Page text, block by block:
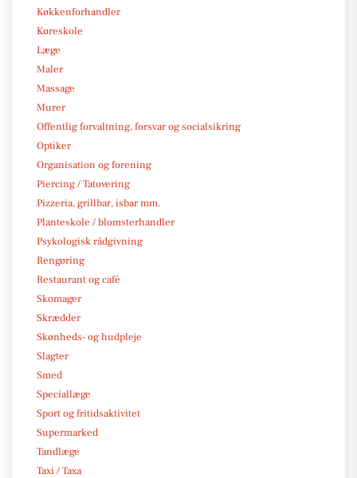
Køkkenforhandler
Køreskole
Læge
Maler
Massage
Murer
Offentlig forvaltning, forsvar og socialsikring
Optiker
Organisation og forening
Piercing / Tatovering
Pizzeria, grillbar, isbar mm.
Planteskole / blomsterhandler
Psykologisk rådgivning
Rengøring
Restaurant og café
Skomager
Skrædder
Skønheds- og hudpleje
Slagter
Smed
Speciallæge
Sport og fritidsaktivitet
Supermarked
Tandlæge
Taxi / Taxa